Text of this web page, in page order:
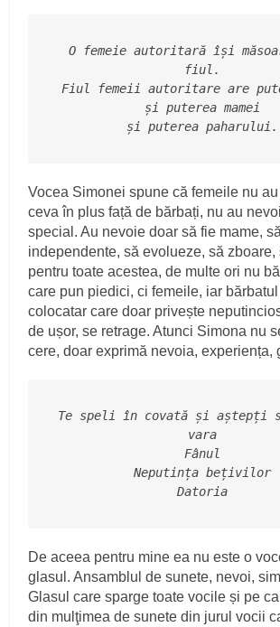
O femeie autoritară își
fiul.
Fiul femeii autoritare are
și puterea mamei
și puterea paharului.
Vocea Simonei spune că femeile nu
ceva în plus față de bărbați, nu au
special. Au nevoie doar să fie mame,
independente, să evolueze, să zboare,
pentru toate acestea, de multe ori nu
care pun piedici, ci femeile, iar
colocatar care doar privește
de ușor, se retrage. Atunci Simona nu
cere, doar exprimă nevoia, experiența,
Te speli în covată și aștepți
vara
Fânul
Neputința bețivilor
Datoria
De aceea pentru mine ea nu este o
glasul. Ansamblul de sunete, nevoi,
Glasul care sparge toate vocile și pe
din mulţimea de sunete din jurul vocii